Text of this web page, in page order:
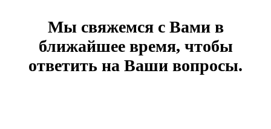
Мы свяжемся с Вами в
ближайшее время, чтобы
ответить на Ваши вопросы.